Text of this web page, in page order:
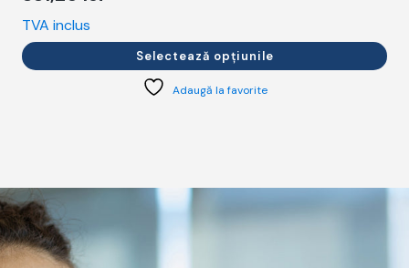
TVA inclus
Selectează opțiunile
Adaugă la favorite